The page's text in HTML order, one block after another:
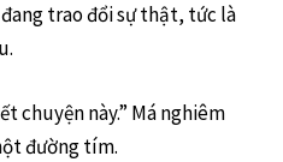
trao đổi sự thật, tức là
chuyện này.” Má nghiêm
đường tím.